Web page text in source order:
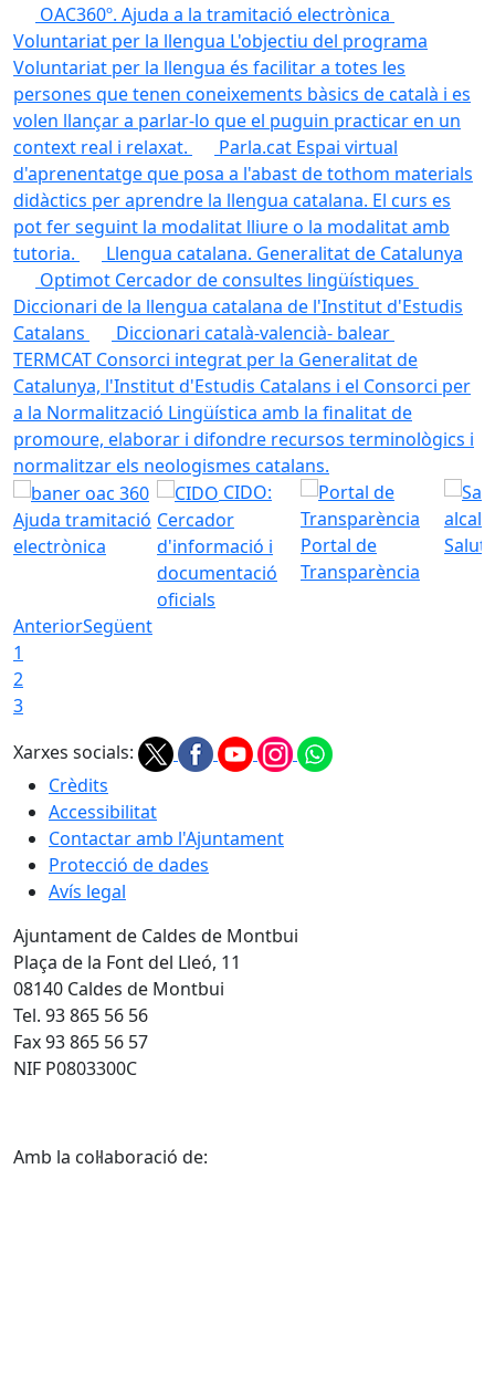
OAC360º. Ajuda a la tramitació electrònica
Voluntariat per la llengua L'objectiu del programa
Voluntariat per la llengua és facilitar a totes les
persones que tenen coneixements bàsics de català i es
volen llançar a parlar-lo que el puguin practicar en un
context real i relaxat.
Parla.cat Espai virtual
d'aprenentatge que posa a l'abast de tothom materials
didàctics per aprendre la llengua catalana. El curs es
pot fer seguint la modalitat lliure o la modalitat amb
tutoria.
Llengua catalana. Generalitat de Catalunya
Optimot Cercador de consultes lingüístiques
Diccionari de la llengua catalana de l'Institut d'Estudis
Catalans
Diccionari català-valencià- balear
TERMCAT Consorci integrat per la Generalitat de
Catalunya, l'Institut d'Estudis Catalans i el Consorci per
a la Normalització Lingüística amb la finalitat de
promoure, elaborar i difondre recursos terminològics i
normalitzar els neologismes catalans.
Ajuda tramitació
electrònica
CIDO:
Cercador
d'informació i
documentació
oficials
Portal de
Transparència
AnteriorSegüent
1
2
3
Xarxes socials:
Crèdits
Accessibilitat
Contactar amb l'Ajuntament
Protecció de dades
Avís legal
Ajuntament de Caldes de Montbui
Plaça de la Font del Lleó, 11
08140 Caldes de Montbui
Tel. 93 865 56 56
Fax 93 865 56 57
NIF P0803300C
Amb la col·laboració de: